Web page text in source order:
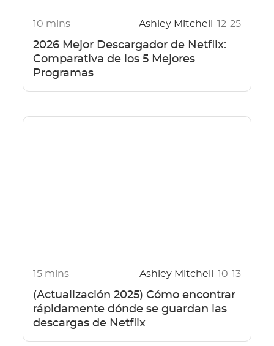
10 mins Ashley Mitchell 12-25
2026 Mejor Descargador de Netflix:
Comparativa de los 5 Mejores
Programas
15 mins Ashley Mitchell 10-13
(Actualización 2025) Cómo encontrar
rápidamente dónde se guardan las
descargas de Netflix